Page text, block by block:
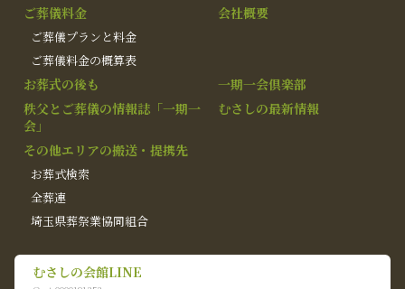
ご葬儀料金
ご葬儀プランと料金
ご葬儀料金の概算表
会社概要
お葬式の後も
一期一会倶楽部
秩父とご葬儀の情報誌「一期一
会」
むさしの最新情報
その他エリアの搬送・提携先
お葬式検索
全葬連
埼玉県葬祭業協同組合
むさしの会館LINE